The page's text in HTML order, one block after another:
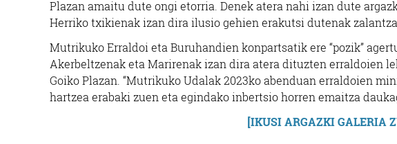
Plazan amaitu dute ongi etorria. Denek atera nahi izan dute
Herriko txikienak izan dira ilusio gehien erakutsi dutenak
Mutrikuko Erraldoi eta Buruhandien konpartsatik ere “pozik”
Akerbeltzenak eta Marirenak izan dira atera dituzten erraldoien
Goiko Plazan. “Mutrikuko Udalak 2023ko abenduan erraldoien
hartzea erabaki zuen eta egindako inbertsio horren emaitza
[IKUSI ARGAZKI GALERIA